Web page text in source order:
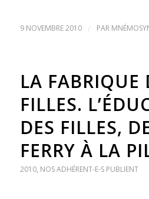
9 NOVEMBRE 2010 / PAR
LA FABRIQUE
FILLES.
DES FILLES,
FERRY À LA
2010, NOS ADHÉRENT-E-S PUBLIENT